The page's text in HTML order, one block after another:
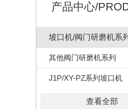
产品中心/
坡口机/阀门研磨机系列
其他阀门研磨机系列
J1P/XY-PZ系列坡口机
查看全部